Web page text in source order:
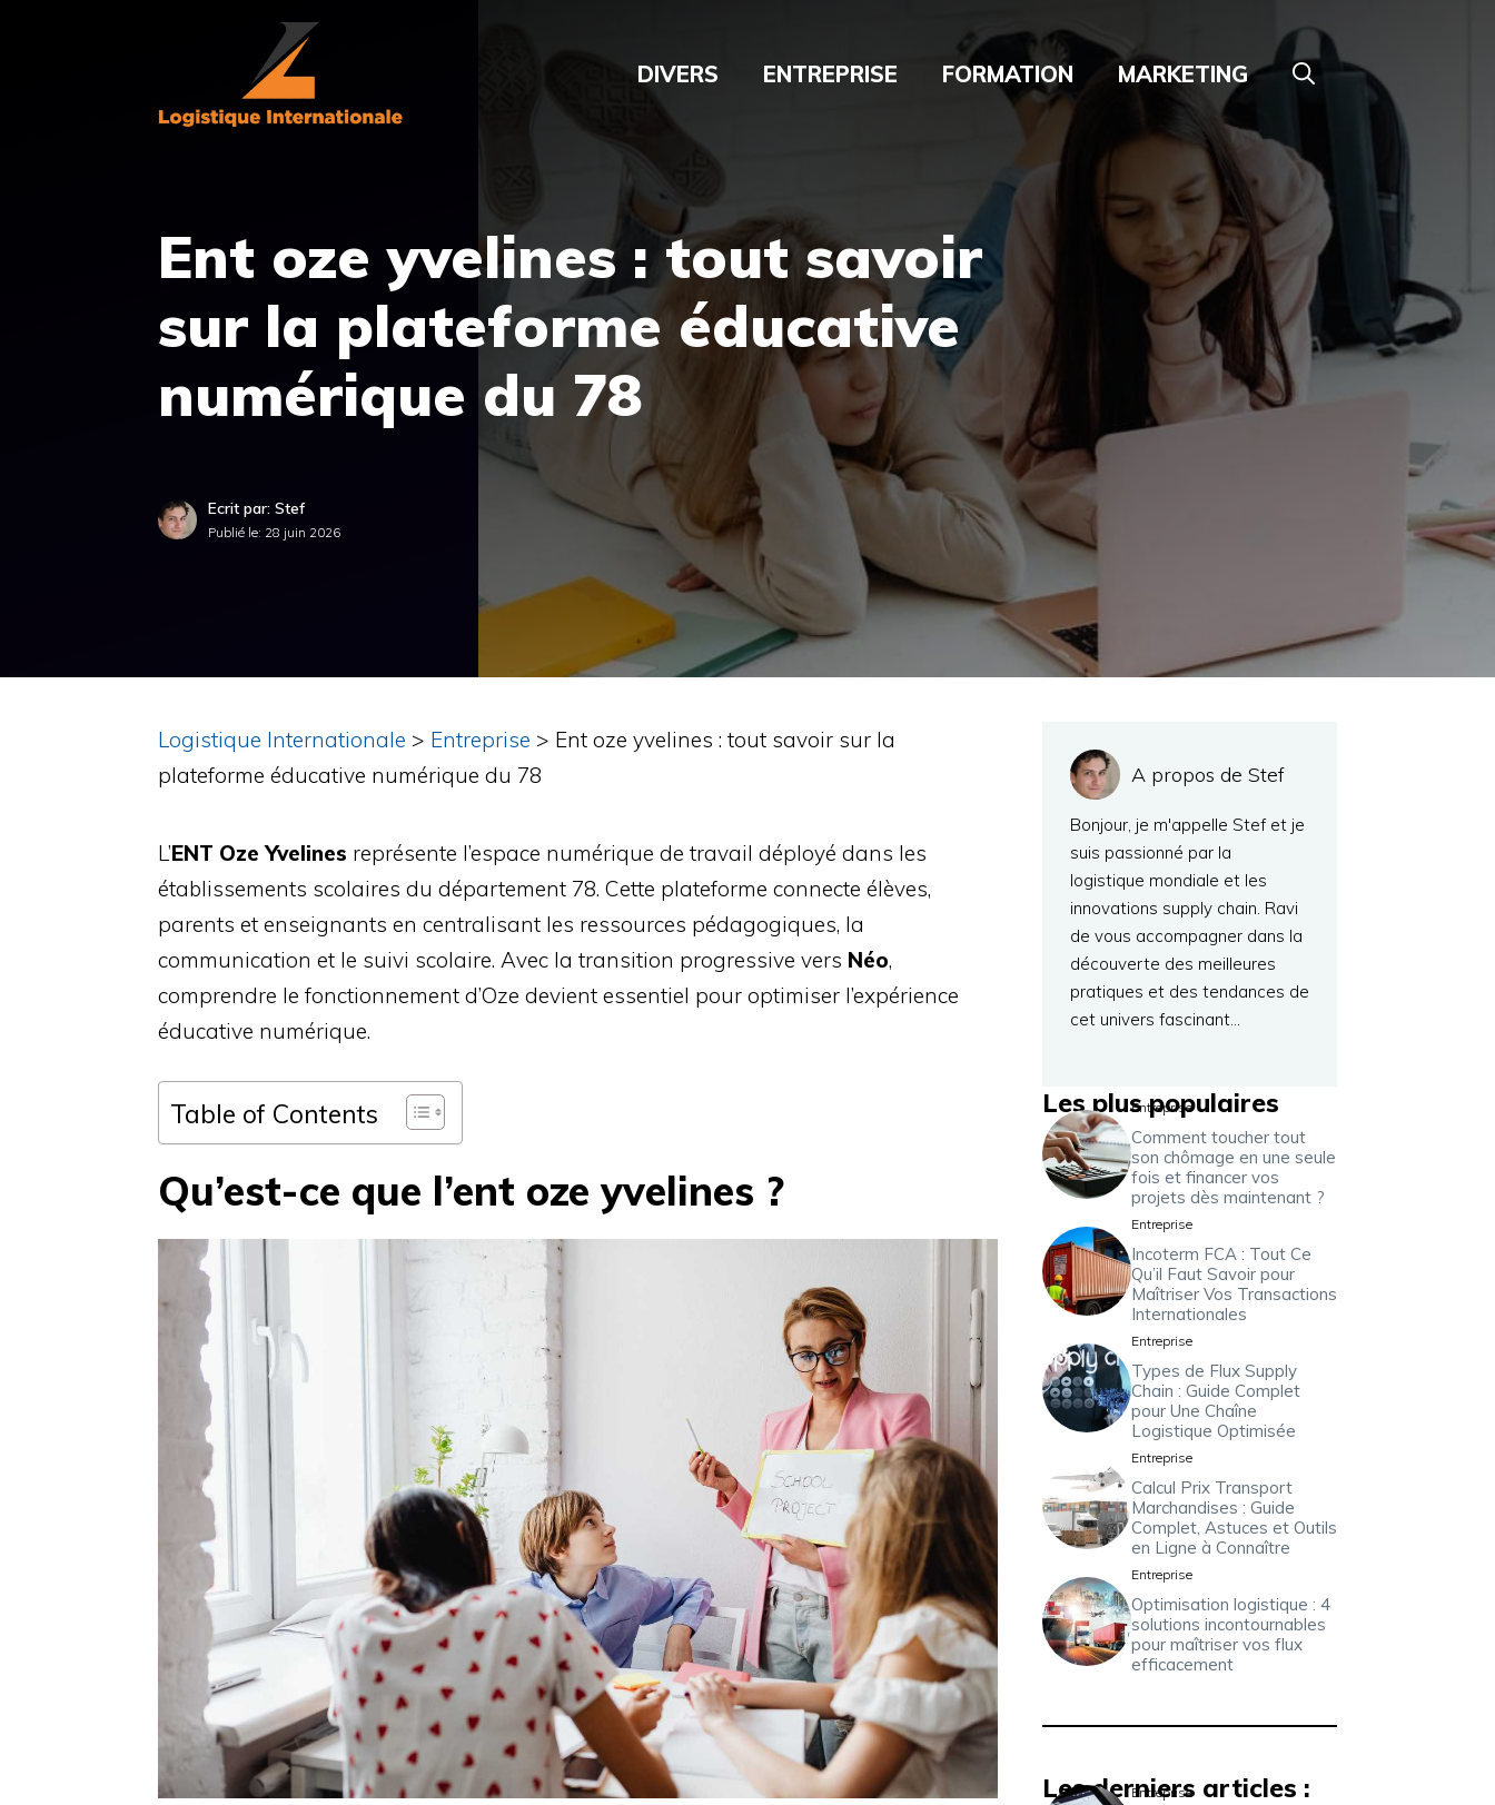
DIVERS ENTREPRISE FORMATION MARKETING
Ent oze yvelines : tout savoir
sur la plateforme éducative
numérique du 78
Ecrit par: Stef
Publié le: 28 juin 2026
Logistique Internationale > Entreprise > Ent oze yvelines : tout savoir sur la
plateforme éducative numérique du 78
L’ENT Oze Yvelines représente l’espace numérique de travail déployé dans les
établissements scolaires du département 78. Cette plateforme connecte élèves,
parents et enseignants en centralisant les ressources pédagogiques, la
communication et le suivi scolaire. Avec la transition progressive vers Néo,
comprendre le fonctionnement d’Oze devient essentiel pour optimiser l’expérience
éducative numérique.
Table of Contents
Qu’est-ce que l’ent oze yvelines ?
A propos de Stef
Bonjour, je m'appelle Stef et je
suis passionné par la
logistique mondiale et les
innovations supply chain. Ravi
de vous accompagner dans la
découverte des meilleures
pratiques et des tendances de
cet univers fascinant…
Les plus populaires
Entreprise
Comment toucher tout
son chômage en une seule
fois et financer vos
projets dès maintenant ?
Entreprise
Incoterm FCA : Tout Ce
Qu’il Faut Savoir pour
Maîtriser Vos Transactions
Internationales
Entreprise
Types de Flux Supply
Chain : Guide Complet
pour Une Chaîne
Logistique Optimisée
Entreprise
Calcul Prix Transport
Marchandises : Guide
Complet, Astuces et Outils
en Ligne à Connaître
Entreprise
Optimisation logistique : 4
solutions incontournables
pour maîtriser vos flux
efficacement
Les derniers articles :
Entreprise